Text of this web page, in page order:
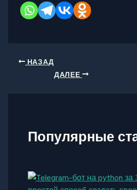
НАЗАД
ДАЛЕЕ
Популярные